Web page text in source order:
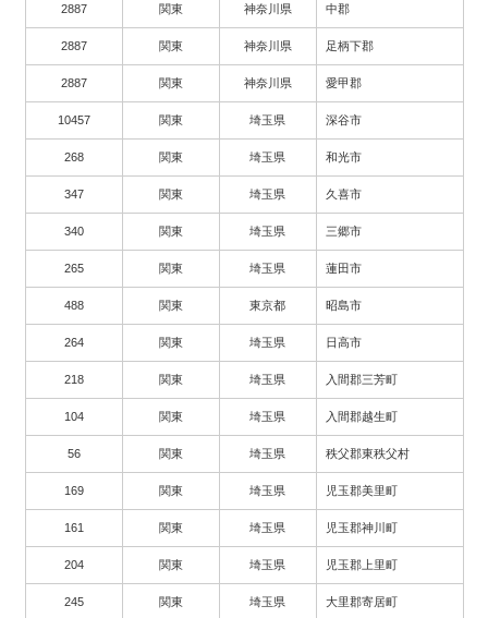
2887 関東 神奈川県 中郡
2887 関東 神奈川県 足柄下郡
2887 関東 神奈川県 愛甲郡
10457 関東 埼玉県 深谷市
268 関東 埼玉県 和光市
347 関東 埼玉県 久喜市
340 関東 埼玉県 三郷市
265 関東 埼玉県 蓮田市
488 関東 東京都 昭島市
264 関東 埼玉県 日高市
218 関東 埼玉県 入間郡三芳町
104 関東 埼玉県 入間郡越生町
56 関東 埼玉県 秩父郡東秩父村
169 関東 埼玉県 児玉郡美里町
161 関東 埼玉県 児玉郡神川町
204 関東 埼玉県 児玉郡上里町
245 関東 埼玉県 大里郡寄居町